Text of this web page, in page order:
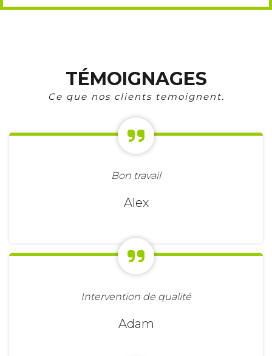
TÉMOIGNAGES
Ce que nos clients temoignent.
Bon travail
Alex
Intervention de qualité
Adam